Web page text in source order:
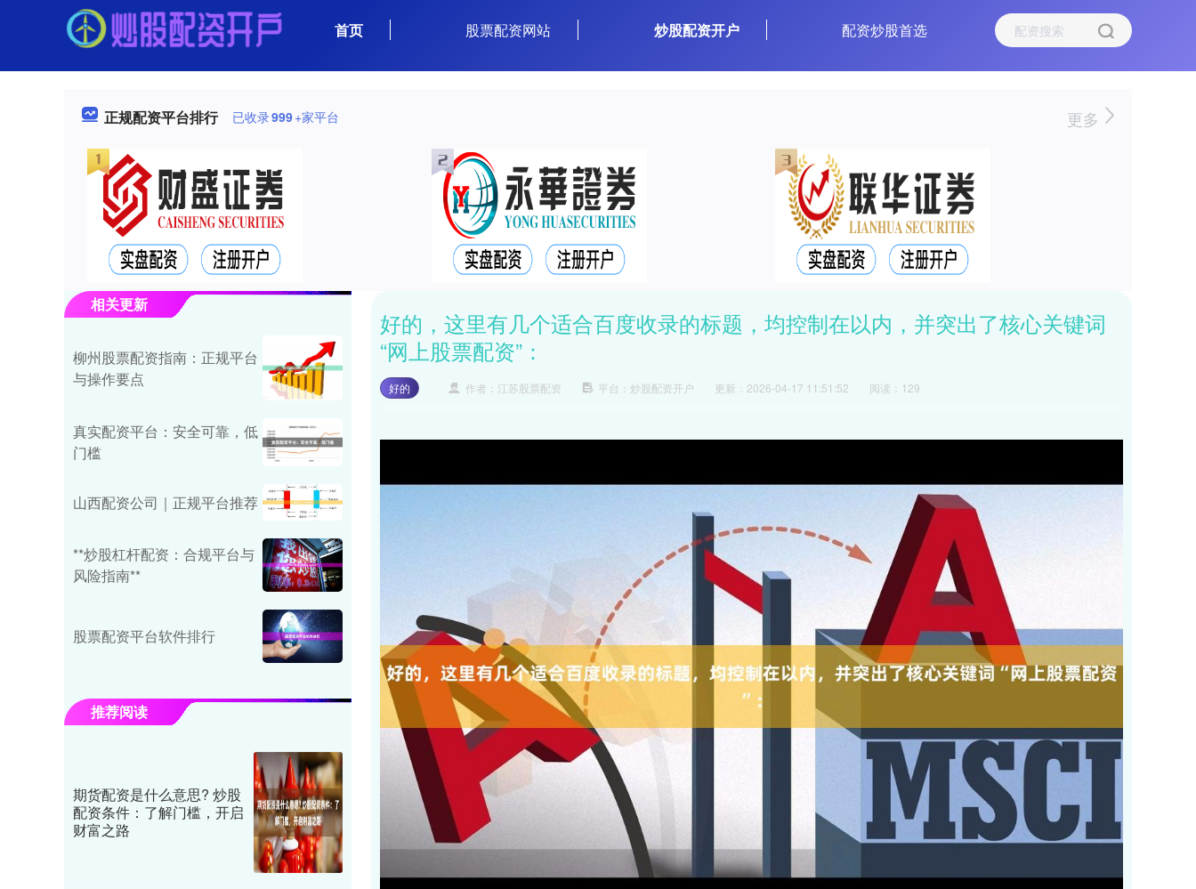
首页 股票配资网站 炒股配资开户 配资炒股首选
正规配资平台排行 已收录999+家平台 更多
好的，这里有几个适合百度收录的标题，均控制在以内，并突出了核心关键词
“网上股票配资”：
好的 作者：江苏股票配资 平台：炒股配资开户 更新：2026-04-17 11:51:52 阅读：129
相关更新
柳州股票配资指南：正规平台
与操作要点
真实配资平台：安全可靠，低
门槛
山西配资公司｜正规平台推荐
**炒股杠杆配资：合规平台与
风险指南**
股票配资平台软件排行
推荐阅读
期货配资是什么意思? 炒股
配资条件：了解门槛，开启
财富之路